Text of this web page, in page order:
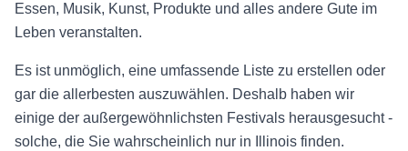
Essen, Musik, Kunst, Produkte und alles andere Gute im
Leben veranstalten.
Es ist unmöglich, eine umfassende Liste zu erstellen oder
gar die allerbesten auszuwählen. Deshalb haben wir
einige der außergewöhnlichsten Festivals herausgesucht -
solche, die Sie wahrscheinlich nur in Illinois finden.